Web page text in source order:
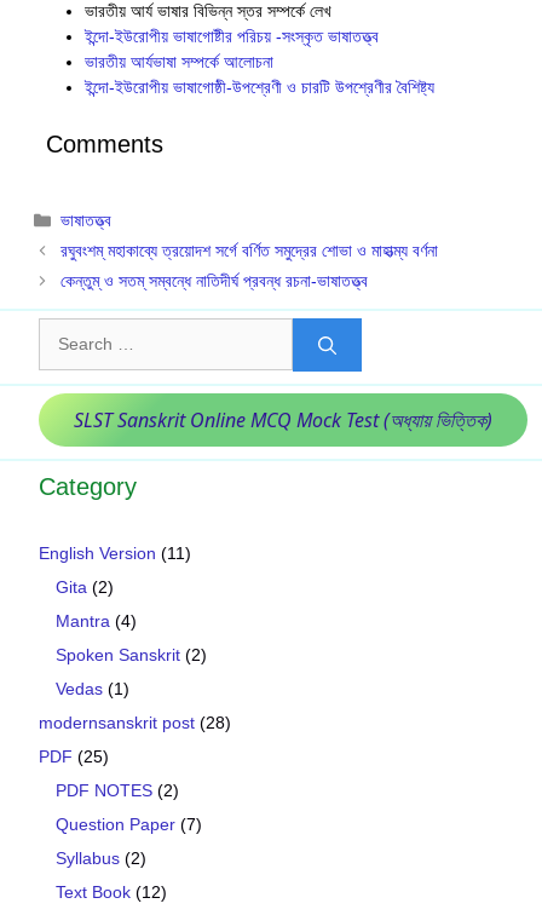
ভারতীয় আর্য ভাষার বিভিন্ন স্তর সম্পর্কে লেখ
ইন্দো-ইউরােপীয় ভাষাগােষ্টীর পরিচয় -সংস্কৃত ভাষাতত্ত্ব
ভারতীয় আর্যভাষা সম্পর্কে আলোচনা
ইন্দো-ইউরোপীয় ভাষাগোষ্ঠী-উপশ্রেণী ও চারটি উপশ্রেণীর বৈশিষ্ট্য
Comments
Categories
ভাষাতত্ত্ব
রঘুবংশম্ মহাকাব্যে ত্রয়োদশ সর্গে বর্ণিত সমুদ্রের শোভা ও মাহাত্ম্য বর্ণনা
কেন্তুম্ ও সতম্ সম্বন্ধে নাতিদীর্ঘ প্রবন্ধ রচনা-ভাষাতত্ত্ব
for:
SLST Sanskrit Online MCQ Mock Test (অধ্যায় ভিত্তিক)
Category
English Version (11)
Gita (2)
Mantra (4)
Spoken Sanskrit (2)
Vedas (1)
modernsanskrit post (28)
PDF (25)
PDF NOTES (2)
Question Paper (7)
Syllabus (2)
Text Book (12)